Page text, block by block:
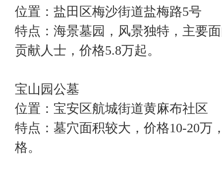
位置：盐田区梅沙街道盐梅路5号
特点：海景墓园，风景独特，主要
贡献人士，价格5.8万起。
宝山园公墓
位置：宝安区航城街道黄麻布社区
特点：墓穴面积较大，价格10-20万
格。